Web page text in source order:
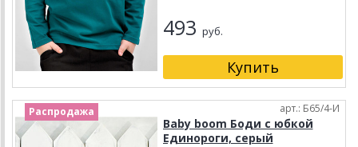
493 руб.
Распродажа арт.: Б65/4-И
Baby boom Боди с юбкой
Единороги, серый